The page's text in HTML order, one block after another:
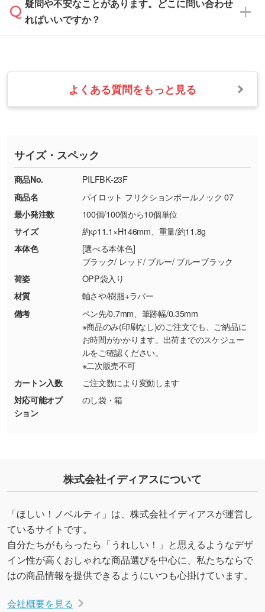
・フルカラーデータを1色に変換してほしい
・1色印刷でグラデーションや濃淡を表現した
い
す。→詳しく見る
・コーポレートカラーを使って印刷したい／印
刷色にこだわりがある
DIC・PANTONEなどのカラーチップの指定や、
現物支給による色指定も承っております。→
しく見る
・背景がある画像からキャラクター部分だけを
シンプルな背景のデータや、使いたいキャラク
ター部分の輪郭がはっきりしているデータは切
り抜き処理が可能です。→詳しく見る
・持っているデータの背景が足りない／塗り足
しの作り方が分からない
印刷したいデータが印刷範囲よりも小さい場
合、シンプルな色・柄の背景であれば拡張が可
URLをご指定いただければ、QRコードを生成
いたします。配置のご相談にも応じています。
→ 詳しく見る
っきりと目立たせたいときは濃い印刷色が、柔
らかい雰囲気にしたいときは淡い印刷色が映え
また、お選びいただいた印刷色が本体色に合わ
ない場合や仕上がりに影響しそうな場合は、ス
タッフから別の色をご案内することもございま
速やかに対応いたします。
お手数をお掛けいたしますが、至急担当スタッ
フまでご連絡ください。商品の状況を確認し、
・お届け時に商品が損傷・故障している場合
・ご注文と異なる商品が届いた場合
・印刷不良があった場合
※詳しくは「商品の良品基準について
ください。
【返品・交換ができない場合】
・お客様の元で商品を加工された場合、または
商品が破損した場合
・商品到着後7日以上経過している場合
・お客様のご都合による返品・交換依頼(商
品・色・数量などの注文間違い等)
疑問や不安なことがあります。どこに問い合わせ
ればいいですか？
業日以内に担当スタッフよりメールにてご連絡
いたします。
お急ぎの場合はお電話でのご質問も受け付けて
TEL：0422-29-9911 営業時間10:00～
18:00(土日祝日除く)
よくある質問をもっと見る
サイズ・スペック
商品No.
PILFBK-23F
商品名
パイロット フリクションボールノック 07
最小発注数
100個/100個から10個単位
サイズ
約φ11.1×H146mm、重量/約11.8g
本体色
[選べる本体色]
ブラック/ レッド/ ブルー/ ブルーブラック
荷姿
OPP袋入り
材質
軸さや/樹脂+ラバー
備考
ペン先/0.7mm、筆跡幅/0.35mm
※商品のみ(印刷なし)のご注文でも、ご納品に
お時間がかかります。出荷までのスケジュー
ルをご確認ください。
※二次販売不可
カートン入数
ご注文数により変動します
対応可能オプ
ション
のし袋・箱
株式会社イディアスについて
「ほしい！ノベルティ」は、株式会社イディアスが運営し
ているサイトです。
自分たちがもらったら「うれしい！」と思えるようなデザ
イン性が高くおしゃれな商品選びを中心に、私たちならで
はの商品情報を提供できるようにいつも心掛けています。
会社概要を見る